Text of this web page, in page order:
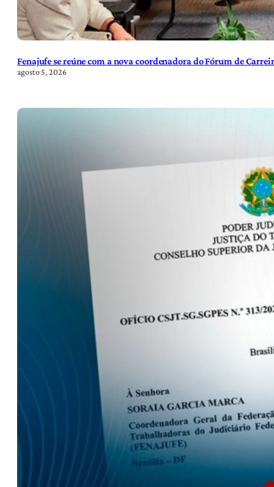
Fenajufe se reúne com a nova coordenadora do Fórum de
agosto 5, 2026